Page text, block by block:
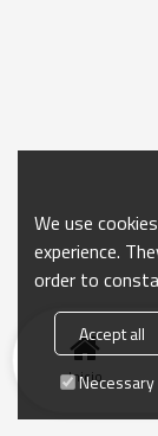
Inicio
We use
experience.
order to
Accept all
Necessary